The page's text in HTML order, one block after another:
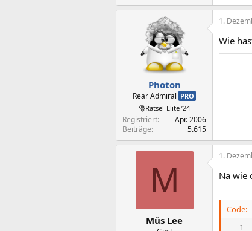
Photon
Rear Admiral PRO
🎅Rätsel-Elite ’24
Registriert
Apr. 2006
Beiträge
5.615
1.
Wie
M
Müs Lee
1.
Na wie
Code: